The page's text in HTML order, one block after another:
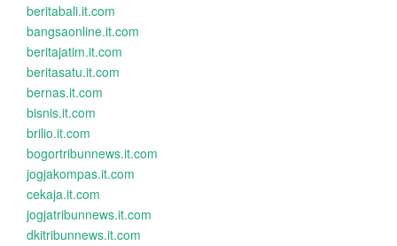
beritabali.it.com
bangsaonline.it.com
beritajatim.it.com
beritasatu.it.com
bernas.it.com
bisnis.it.com
brilio.it.com
bogortribunnews.it.com
jogjakompas.it.com
cekaja.it.com
jogjatribunnews.it.com
dkitribunnews.it.com